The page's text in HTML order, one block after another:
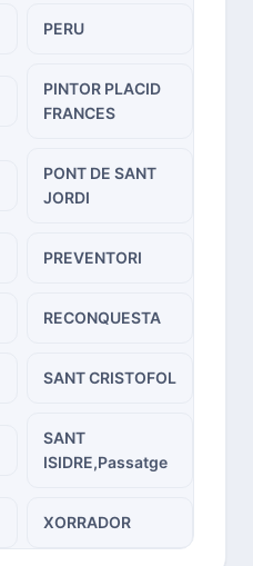
PERU
PINTOR PLACID
FRANCES
PONT DE SANT
JORDI
PREVENTORI
RECONQUESTA
SANT CRISTOFOL
SANT
ISIDRE,Passatge
XORRADOR